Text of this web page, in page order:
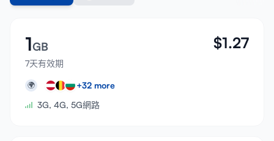
1GB
7天有效期
$1.27
🌍 +32 more
3G, 4G, 5G網路